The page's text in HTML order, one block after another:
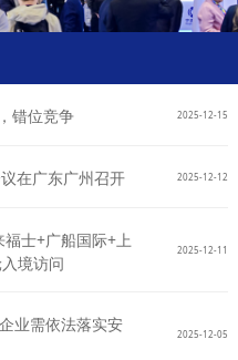
错位竞争 2025-12-15
在广东广州召开 2025-12-12
士+广船国际+上
境访问
2025-12-11
业需依法落实安
2025-12-05